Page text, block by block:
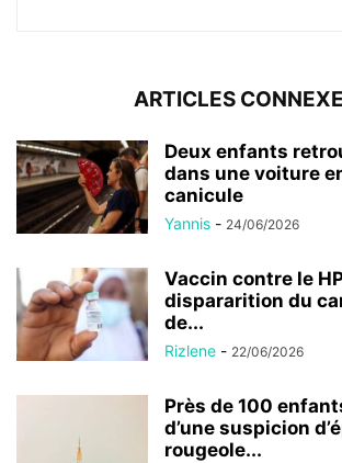
ARTICLES
Deux enfants
dans une voiture
canicule
Yannis - 24/06/2026
Vaccin contre le
dispararition du
de...
Rizlene - 22/06/2026
Près de 100
d’une suspicion
rougeole...